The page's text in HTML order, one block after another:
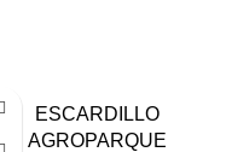
ESCARDILLO
AGROPARQUE